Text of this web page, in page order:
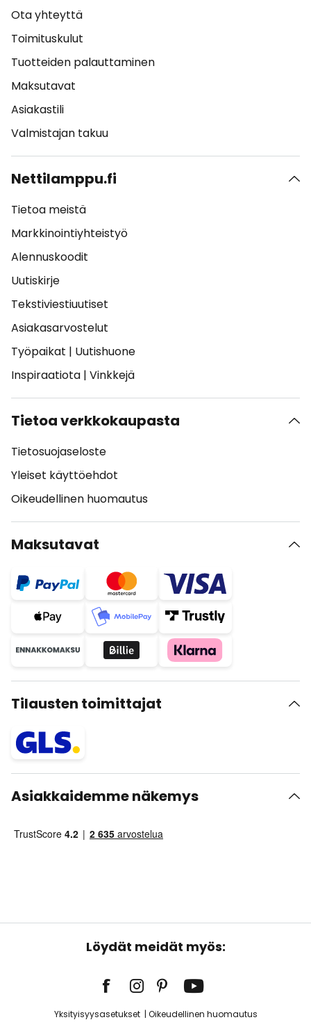
Ota yhteyttä
Toimituskulut
Tuotteiden palauttaminen
Maksutavat
Asiakastili
Valmistajan takuu
Nettilamppu.fi
Tietoa meistä
Markkinointiyhteistyö
Alennuskoodit
Uutiskirje
Tekstiviestiuutiset
Asiakasarvostelut
Työpaikat | Uutishuone
Inspiraatiota | Vinkkejä
Tietoa verkkokaupasta
Tietosuojaseloste
Yleiset käyttöehdot
Oikeudellinen huomautus
Maksutavat
Tilausten toimittajat
Asiakkaidemme näkemys
Löydät meidät myös:
Yksityisyysasetukset
Oikeudellinen huomautus